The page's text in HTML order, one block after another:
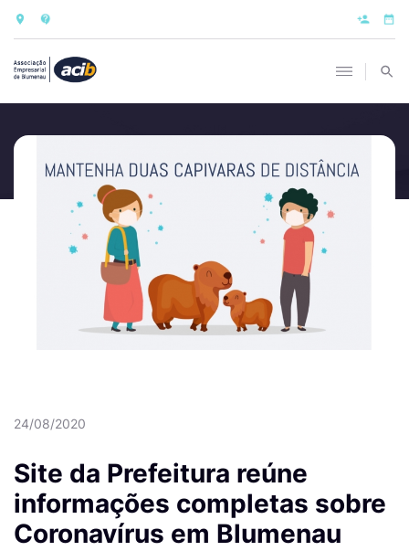
24/08/2020
Site da Prefeitura reúne
informações completas sobre
Coronavírus em Blumenau